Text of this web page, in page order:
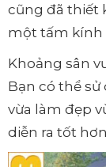
cũng đã thiết
một tấm kính
Khoảng sân
Bạn có thể
vừa làm đẹp
diễn ra tốt